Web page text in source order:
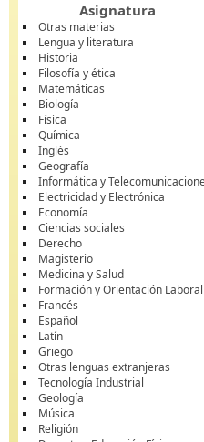
Asignatura
Otras materias
Lengua y literatura
Historia
Filosofía y ética
Matemáticas
Biología
Física
Química
Inglés
Geografía
Informática y
Electricidad y Electrónica
Economía
Ciencias sociales
Derecho
Magisterio
Medicina y Salud
Formación y Orientación Laboral
Francés
Español
Latín
Griego
Otras lenguas extranjeras
Tecnología Industrial
Geología
Música
Religión